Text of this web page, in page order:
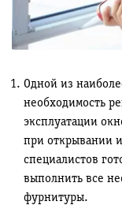
Одной из
необходимость
эксплуатации
при открывании
специалистов
выполнить все
фурнитуры.